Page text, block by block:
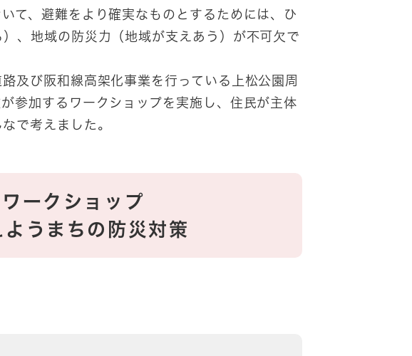
て、避難をより確実なものとするためには、ひ
、地域の防災力（地域が支えあう）が不可欠で
及び阪和線高架化事業を行っている上松公園周
参加するワークショップを実施し、住民が主体
で考えました。
ークショップ
うまちの防災対策